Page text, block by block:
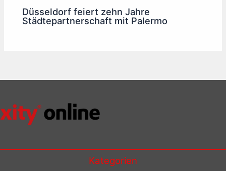
Düsseldorf feiert zehn Jahre
Städtepartnerschaft mit Palermo
Kategorien